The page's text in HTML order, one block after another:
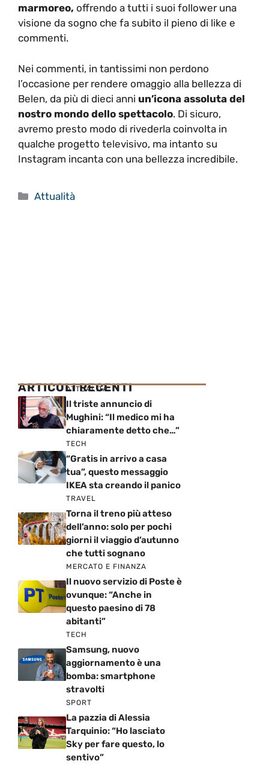
marmoreo, offrendo a tutti i suoi follower una
visione da sogno che fa subito il pieno di like e
commenti.
Nei commenti, in tantissimi non perdono
l’occasione per rendere omaggio alla bellezza di
Belen, da più di dieci anni un’icona assoluta del
nostro mondo dello spettacolo. Di sicuro,
avremo presto modo di rivederla coinvolta in
qualche progetto televisivo, ma intanto su
Instagram incanta con una bellezza incredibile.
Categorie
Attualità
ARTICOLI RECENTI
ATTUALITÀ
Il triste annuncio di
Mughini: “Il medico mi ha
chiaramente detto che…”
TECH
“Gratis in arrivo a casa
tua”, questo messaggio
IKEA sta creando il panico
TRAVEL
Torna il treno più atteso
dell’anno: solo per pochi
giorni il viaggio d’autunno
che tutti sognano
MERCATO E FINANZA
Il nuovo servizio di Poste è
ovunque: “Anche in
questo paesino di 78
abitanti”
TECH
Samsung, nuovo
aggiornamento è una
bomba: smartphone
stravolti
SPORT
La pazzia di Alessia
Tarquinio: “Ho lasciato
Sky per fare questo, lo
sentivo”